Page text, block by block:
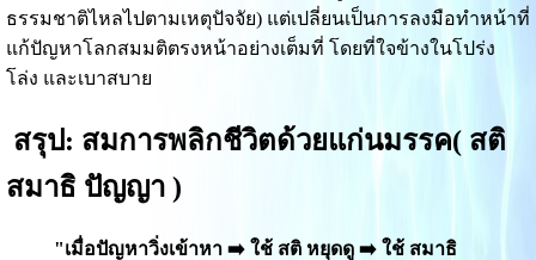
ธรรมชาติไหลไปตามเหตุปัจจัย) แต่เปลี่ยนเป็นการลงมือทำหน้าที่
แก้ปัญหาโลกสมมติตรงหน้าอย่างเต็มที่ โดยที่ใจข้างในโปร่ง
โล่ง และเบาสบาย
สรุป: สมการพลิกชีวิตด้วยแก่นมรรค( สติ
สมาธิ ปัญญา )
"เมื่อปัญหาวิ่งเข้าหา ➡️ ใช้ สติ หยุดดู ➡️ ใช้ สมาธิ